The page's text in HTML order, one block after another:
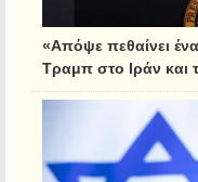
«Απόψε πεθαίνει
Τραμπ στο Ιράν και